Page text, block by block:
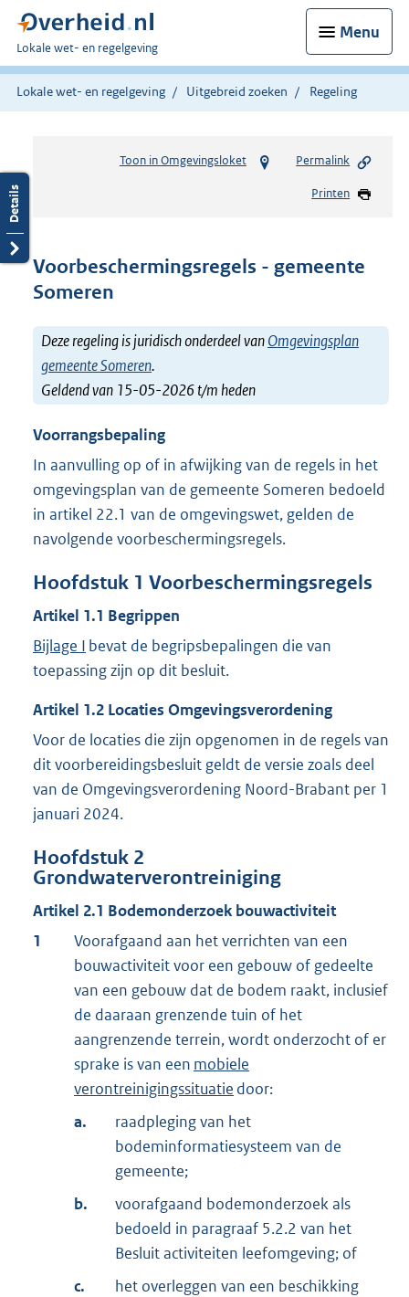
Menu
U
bent
hier:
Lokale wet- en regelgeving
Lokale wet- en regelgeving Uitgebreid zoeken Regeling
Toon in Omgevingsloket Permalink
Printen
Voorbeschermingsregels - gemeente
Someren
Deze regeling is juridisch onderdeel vanOmgevingsplan
gemeente Someren.
Geldend van 15-05-2026 t/m heden
Voorrangsbepaling
In aanvulling op of in afwijking van de regels in het
omgevingsplan van de gemeente Someren bedoeld
in artikel 22.1 van de omgevingswet, gelden de
navolgende voorbeschermingsregels.
Hoofdstuk 1 Voorbeschermingsregels
Artikel 1.1 Begrippen
Bijlage I bevat de begripsbepalingen die van
toepassing zijn op dit besluit.
Artikel 1.2 Locaties Omgevingsverordening
Voor de locaties die zijn opgenomen in de regels van
dit voorbereidingsbesluit geldt de versie zoals deel
van de Omgevingsverordening Noord-Brabant per 1
januari 2024.
Hoofdstuk 2
Grondwaterverontreiniging
Artikel 2.1 Bodemonderzoek bouwactiviteit
1
Voorafgaand aan het verrichten van een
bouwactiviteit voor een gebouw of gedeelte
van een gebouw dat de bodem raakt, inclusief
de daaraan grenzende tuin of het
aangrenzende terrein, wordt onderzocht of er
sprake is van een mobiele
verontreinigingssituatie door:
a.
raadpleging van het
bodeminformatiesysteem van de
gemeente;
b.
voorafgaand bodemonderzoek als
bedoeld in paragraaf 5.2.2 van het
Besluit activiteiten leefomgeving; of
c.
het overleggen van een beschikking